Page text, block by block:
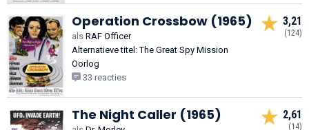
Operation Crossbow (1965)
als RAF Officer
Alternatieve titel: The Great Spy Mission
Oorlog
33 reacties
3,21
(124)
The Night Caller (1965) 2,61
(14)